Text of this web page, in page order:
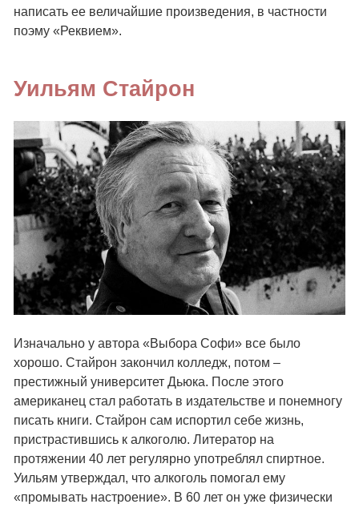
написать ее величайшие произведения, в частности
поэму «Реквием».
Уильям Стайрон
Изначально у автора «Выбора Софи» все было
хорошо. Стайрон закончил колледж, потом –
престижный университет Дьюка. После этого
американец стал работать в издательстве и понемногу
писать книги. Стайрон сам испортил себе жизнь,
пристрастившись к алкоголю. Литератор на
протяжении 40 лет регулярно употреблял спиртное.
Уильям утверждал, что алкоголь помогал ему
«промывать настроение». В 60 лет он уже физически